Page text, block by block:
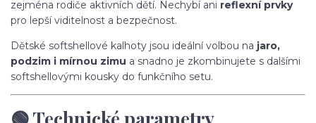
zejména rodiče aktivních dětí. Nechybí ani reflexní prvky
pro lepší viditelnost a bezpečnost.
Dětské softshellové kalhoty jsou ideální volbou na jaro,
podzim i mírnou zimu a snadno je zkombinujete s dalšími
softshellovými kousky do funkčního setu.